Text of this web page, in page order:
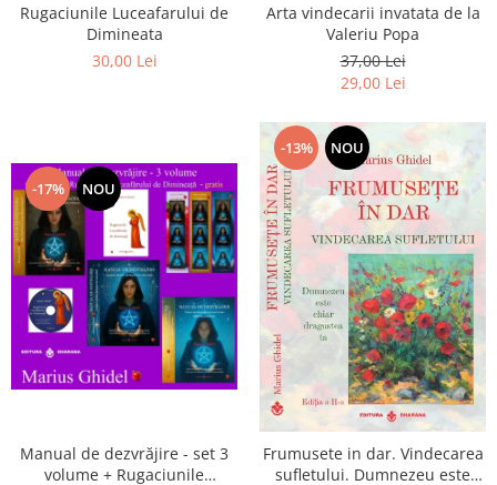
Rugaciunile Luceafarului de
Dimineata
30,00 Lei
Arta vindecarii invatata de la
Valeriu Popa
37,00 Lei
29,00 Lei
-17% NOU
Manual de dezvrăjire - set 3
volume + Rugaciunile
-13% NOU
Frumusete in dar. Vindecarea
sufletului. Dumnezeu este